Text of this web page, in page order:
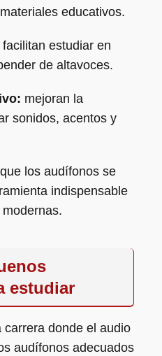
educativos.
facilitan estudiar en
de altavoces.
mejoran la
sonidos, acentos y
los audífonos se
indispensable
estudiar
carrera donde el audio
audífonos adecuados